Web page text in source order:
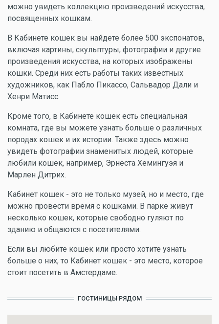
можно увидеть коллекцию произведений искусства,
посвященных кошкам.
В Кабинете кошек вы найдете более 500 экспонатов,
включая картины, скульптуры, фотографии и другие
произведения искусства, на которых изображены
кошки. Среди них есть работы таких известных
художников, как Пабло Пикассо, Сальвадор Дали и
Хенри Матисс.
Кроме того, в Кабинете кошек есть специальная
комната, где вы можете узнать больше о различных
породах кошек и их истории. Также здесь можно
увидеть фотографии знаменитых людей, которые
любили кошек, например, Эрнеста Хемингуэя и
Марлен Дитрих.
Кабинет кошек - это не только музей, но и место, где
можно провести время с кошками. В парке живут
несколько кошек, которые свободно гуляют по
зданию и общаются с посетителями.
Если вы любите кошек или просто хотите узнать
больше о них, то Кабинет кошек - это место, которое
стоит посетить в Амстердаме.
ГОСТИНИЦЫ РЯДОМ